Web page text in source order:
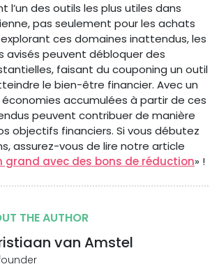
l’un des outils les plus utiles dans
pas seulement pour les achats
ces domaines inattendus, les
avisés peuvent débloquer des
faisant du couponing un outil
le bien-être financier. Avec un
économies accumulées à partir de ces
peuvent contribuer de manière
objectifs financiers. Si vous débutez
assurez-vous de lire notre article
grand avec des bons de réduction» !
THE AUTHOR
van Amstel